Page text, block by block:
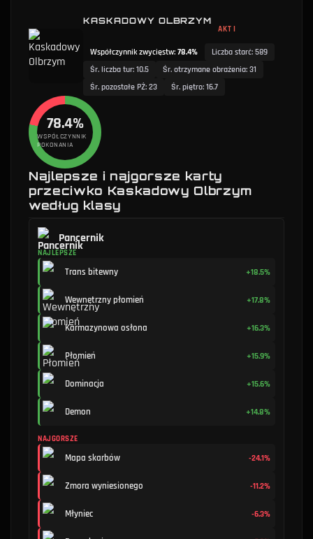
KASKADOWY OLBRZYM
AKT I
Współczynnik zwycięstw: 78.4% Liczba starć: 589
Śr. liczba tur: 10.5 Śr. otrzymane obrażenia: 31
Śr. pozostałe PŻ: 23 Śr. piętro: 16.7
78.4%
WSPÓŁCZYNNIK
POKONANIA
Najlepsze i najgorsze karty
przeciwko Kaskadowy Olbrzym
według klasy
Pancernik
NAJLEPSZE
Trans bitewny +18.5%
Wewnętrzny płomień +17.8%
Karmazynowa osłona +16.3%
Płomień +15.9%
Dominacja +15.6%
Demon +14.8%
NAJGORSZE
Mapa skarbów -24.1%
Zmora wyniesionego -11.2%
Młyniec -6.3%